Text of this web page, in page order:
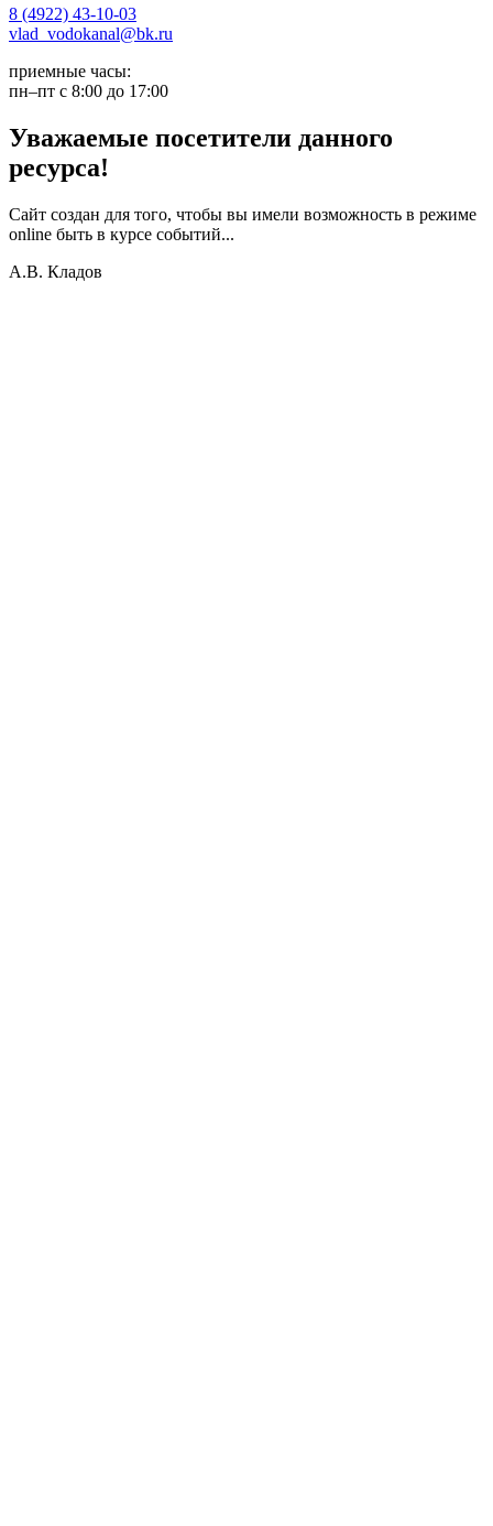
8 (4922) 43-10-03
vlad_vodokanal@bk.ru
приемные часы:
пн–пт с 8:00 до 17:00
Уважаемые посетители данного
ресурса!
Сайт создан для того, чтобы вы имели возможность в режиме
online быть в курсе событий...
А.В. Кладов